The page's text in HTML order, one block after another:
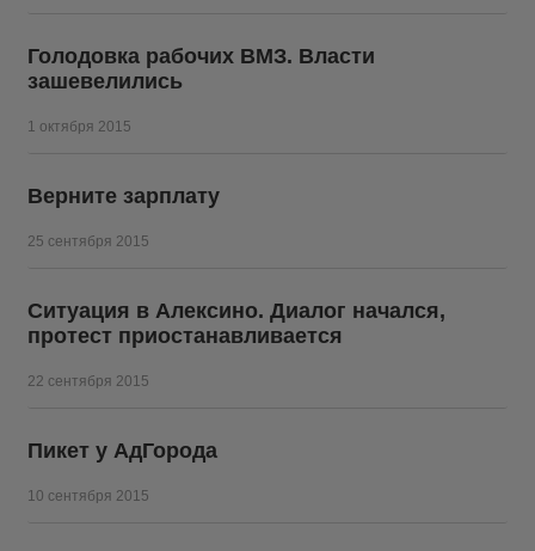
Голодовка рабочих ВМЗ. Власти
зашевелились
1 октября 2015
Верните зарплату
25 сентября 2015
Ситуация в Алексино. Диалог начался,
протест приостанавливается
22 сентября 2015
Пикет у АдГорода
10 сентября 2015